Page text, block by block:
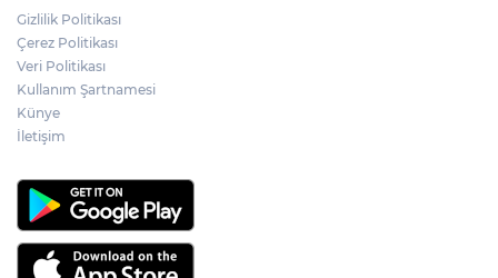
Gizlilik Politikası
Çerez Politikası
Veri Politikası
Kullanım Şartnamesi
Künye
İletişim